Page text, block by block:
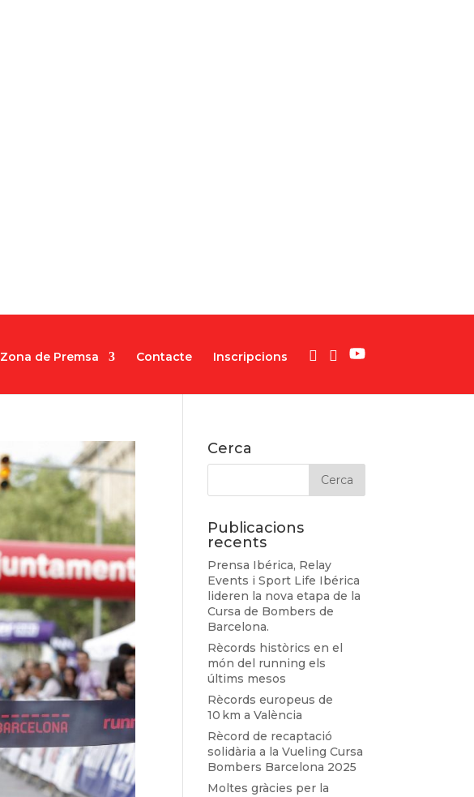
Zona de Premsa Contacte Inscripcions
Cerca
Publicacions
recents
Prensa Ibérica, Relay
Events i Sport Life Ibérica
lideren la nova etapa de la
Cursa de Bombers de
Barcelona.
Rècords històrics en el
món del running els
últims mesos
Rècords europeus de
10 km a València
Rècord de recaptació
solidària a la Vueling Cursa
Bombers Barcelona 2025
Moltes gràcies per la